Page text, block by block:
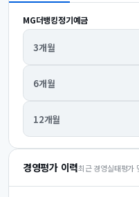
MG더뱅킹정기예금
3개월
6개월
12개월
경영평가 이력최근 경영실태평가